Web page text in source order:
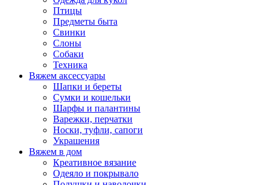
Птицы
Предметы быта
Свинки
Слоны
Собаки
Техника
Вяжем аксессуары
Шапки и береты
Сумки и кошельки
Шарфы и палантины
Варежки, перчатки
Носки, туфли, сапоги
Украшения
Вяжем в дом
Креативное вязание
Одеяло и покрывало